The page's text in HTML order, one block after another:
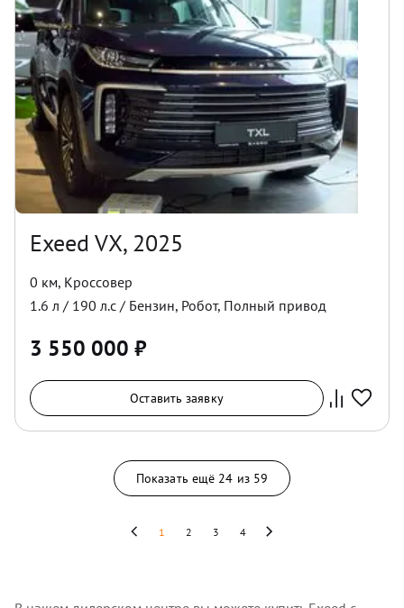
Exeed VX, 2025
0 км, Кроссовер
1.6 л / 190 л.с / Бензин, Робот, Полный привод
3 550 000 ₽
Оставить заявку
Показать ещё 24 из 59
1 2 3 4